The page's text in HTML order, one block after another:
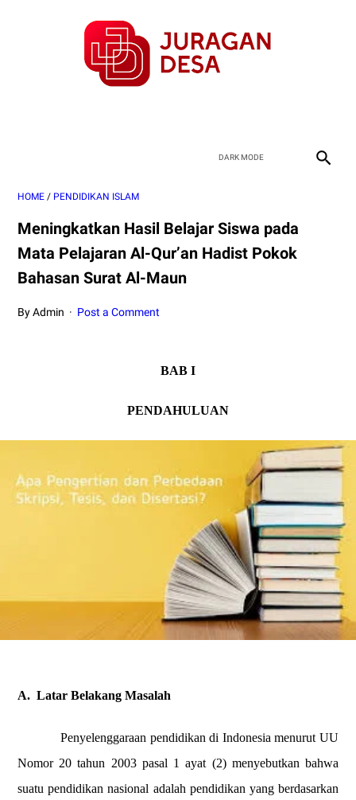
HOME / PENDIDIKAN ISLAM
Meningkatkan Hasil Belajar Siswa pada
Mata Pelajaran Al-Qur’an Hadist Pokok
Bahasan Surat Al-Maun
By Admin Post a Comment
BAB I
PENDAHULUAN
A. Latar Belakang Masalah
Penyelenggaraan pendidikan di Indonesia menurut UU
Nomor 20 tahun 2003 pasal 1 ayat (2) menyebutkan bahwa
suatu pendidikan nasional adalah pendidikan yang berdasarkan